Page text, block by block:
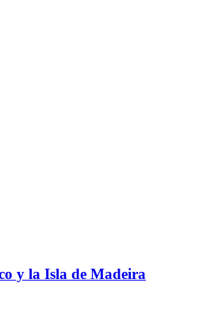
y la Isla de Madeira